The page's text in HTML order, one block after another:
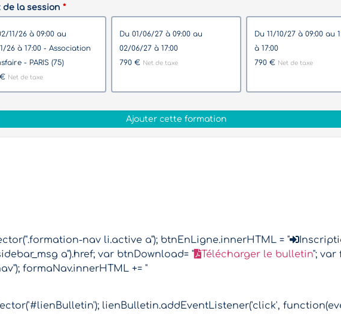
de la session
à 17:00 - Association
- PARIS (75)
Net de taxe
du 01/06/27 à 09:00 au
02/06/27 à 17:00
790 € Net de taxe
du 11/10/27 à 09:00 au 12/10/27
à 17:00
790 € Net de taxe
Ajouter cette formation
nav li.active a"); btnEnLigne.innerHTML = "
a").href; var btnDownload= "
Télécharger le bulletin"; var
formaNav.innerHTML += "
lienBulletin.addEventListener('click',